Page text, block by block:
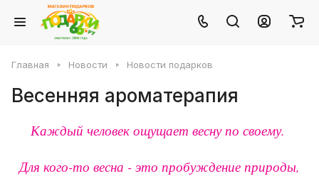
Главная Новости Новости подарков
Весенняя ароматерапия
Каждый человек ощущает весну по своему.
Для кого-то весна - это пробуждение природы,